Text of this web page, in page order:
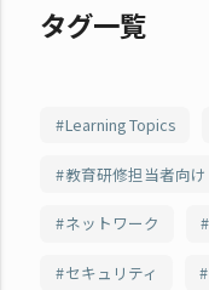
タグ一覧
Learning Topics
教育研修担当者向け
ネットワーク
セキュリティ